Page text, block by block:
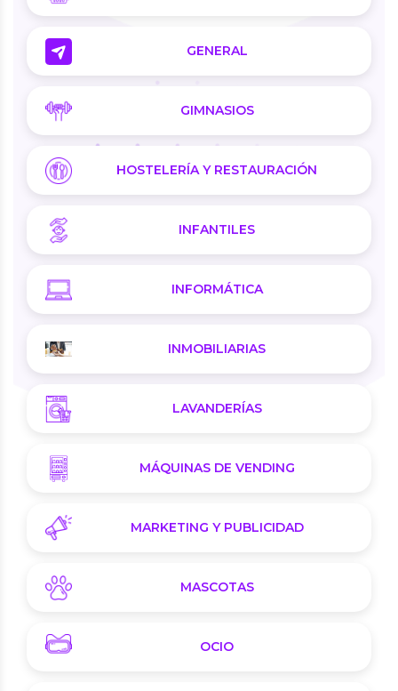
GENERAL
GIMNASIOS
HOSTELERÍA Y RESTAURACIÓN
INFANTILES
INFORMÁTICA
INMOBILIARIAS
LAVANDERÍAS
MÁQUINAS DE VENDING
MARKETING Y PUBLICIDAD
MASCOTAS
OCIO